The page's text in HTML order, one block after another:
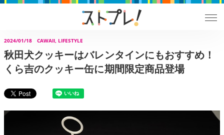
2024/01/18 CAWAII, LIFESTYLE
秋田犬クッキーはバレンタインにもおすすめ！
くら吉のクッキー缶に期間限定商品登場